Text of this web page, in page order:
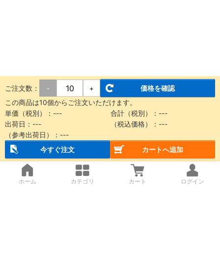
ご注文数： - +
価格を確認
この商品は10個からご注文いただけます。
単価（税別）：---
合計（税別）：---
出荷日：---
（税込価格）：---
（参考出荷日）：---
今すぐ注文
カートへ追加
ホーム カテゴリ カート ログイン